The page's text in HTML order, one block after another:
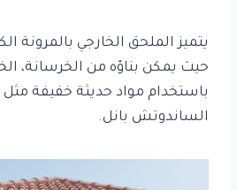
يتميز الملحق الخارجي بالمرونة
حيث يمكن بناؤه من الخرسانة،
باستخدام مواد حديثة خفيفة مثل
الساندوتش بانل.